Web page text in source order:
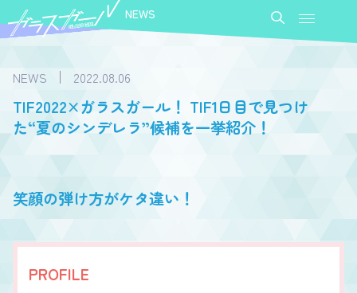
NEWS
NEWS 2022.08.06
TIF2022×ガラスガール！ TIF1日目で見つけ
た“夏のシンデレラ”候補を一挙紹介！
笑顔の弾け方がケタ違い！
PROFILE